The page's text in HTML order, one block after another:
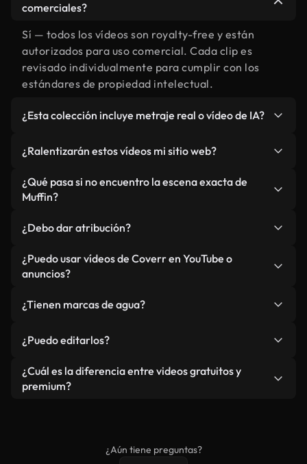
comerciales?
Sí — todos los vídeos son royalty-free y están
autorizados para uso comercial. Cada clip es
revisado individualmente para cumplir con los
estándares de propiedad intelectual.
¿Esta colección incluye metraje real o vídeo de IA?
relacionado con Muffin y vídeos generados por IA.
Todo está claramente etiquetado.
¿Ralentizarán estos vídeos mi sitio web?
No si selecciona nuestras versiones optimizadas
para web, diseñadas específicamente para uso de
métricas como LCP.
¿Qué pasa si no encuentro la escena exacta de
Muffin?
Studio. Describe la escena, como "Muffin al
atardecer", y la IA la generará en segundos
conforme a nuestros estándares.
¿Debo dar atribución?
No es necesario. Todos los vídeos en nuestra
biblioteca son royalty-free, aunque siempre se
¿Puedo usar vídeos de Coverr en YouTube o
anuncios?
monetizados y anuncios, siempre que no se
independiente.
¿Tienen marcas de agua?
agua. Obtendrá metraje limpio y listo para usar en
cada descarga.
¿Puedo editarlos?
Sí. Eres libre de recortar o mezclar nuestros
vídeos. Solo asegúrese de que el producto final no
¿Cuál es la diferencia entre videos gratuitos y
premium?
protecciones de licencia extendidas.
¿Aún tiene preguntas?